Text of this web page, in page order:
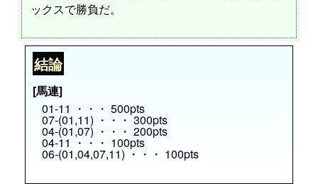
ックスで勝負だ。
結論
[馬連]
01-11 ・・・ 500pts
07-(01,11) ・・・ 300pts
04-(01,07) ・・・ 200pts
04-11 ・・・ 100pts
06-(01,04,07,11) ・・・ 100pts